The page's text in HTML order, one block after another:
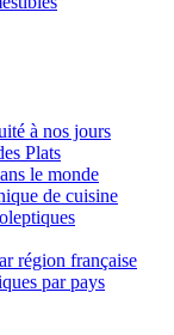
à nos jours
Plats
le monde
de cuisine
région française
par pays